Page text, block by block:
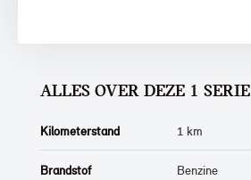
ALLES OVER DEZE 1 SERIE
Kilometerstand 1 km
Brandstof Benzine